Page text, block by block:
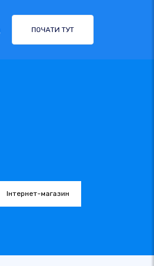
ПОЧАТИ ТУТ
Інтернет-магазин